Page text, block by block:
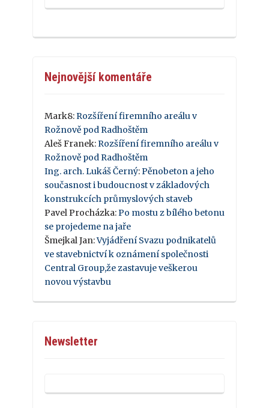
Nejnovější komentáře
Mark8: Rozšíření firemního areálu v
Rožnově pod Radhoštěm
Aleš Franek: Rozšíření firemního areálu v
Rožnově pod Radhoštěm
Ing. arch. Lukáš Černý: Pěnobeton a jeho
současnost i budoucnost v základových
konstrukcích průmyslových staveb
Pavel Procházka: Po mostu z bílého betonu
se projedeme na jaře
Šmejkal Jan:Vyjádření Svazu podnikatelů
ve stavebnictví k oznámení společnosti
Central Group,že zastavuje veškerou
novou výstavbu
Newsletter